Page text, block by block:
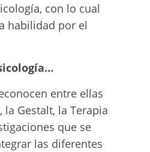
con lo cual
habilidad por el
entre ellas
Gestalt, la Terapia
que se
las diferentes